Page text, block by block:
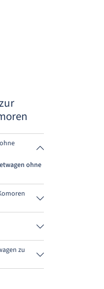
ohne
zu jeder
Du den
Ort keine
zu
innerhalb